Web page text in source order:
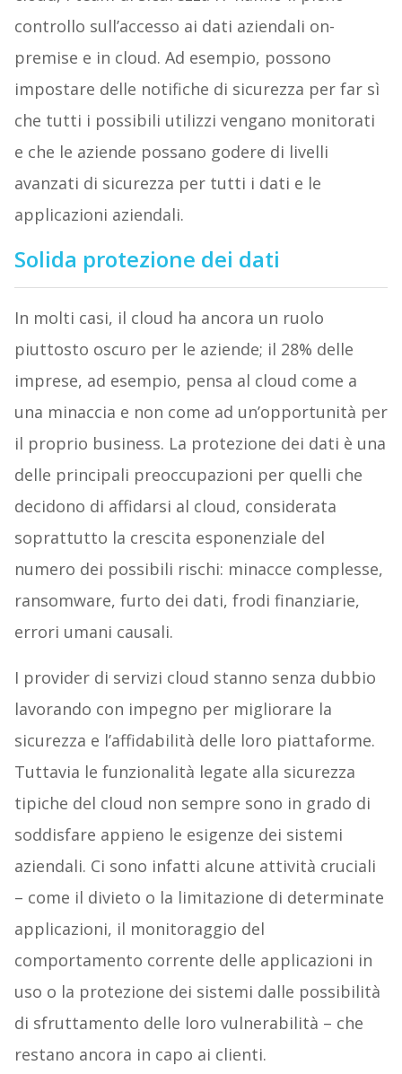
controllo sull’accesso ai dati aziendali on-
premise e in cloud. Ad esempio, possono
impostare delle notifiche di sicurezza per far sì
che tutti i possibili utilizzi vengano monitorati
e che le aziende possano godere di livelli
avanzati di sicurezza per tutti i dati e le
applicazioni aziendali.
Solida protezione dei dati
In molti casi, il cloud ha ancora un ruolo
piuttosto oscuro per le aziende; il 28% delle
imprese, ad esempio, pensa al cloud come a
una minaccia e non come ad un’opportunità per
il proprio business. La protezione dei dati è una
delle principali preoccupazioni per quelli che
decidono di affidarsi al cloud, considerata
soprattutto la crescita esponenziale del
numero dei possibili rischi: minacce complesse,
ransomware, furto dei dati, frodi finanziarie,
errori umani causali.
I provider di servizi cloud stanno senza dubbio
lavorando con impegno per migliorare la
sicurezza e l’affidabilità delle loro piattaforme.
Tuttavia le funzionalità legate alla sicurezza
tipiche del cloud non sempre sono in grado di
soddisfare appieno le esigenze dei sistemi
aziendali. Ci sono infatti alcune attività cruciali
– come il divieto o la limitazione di determinate
applicazioni, il monitoraggio del
comportamento corrente delle applicazioni in
uso o la protezione dei sistemi dalle possibilità
di sfruttamento delle loro vulnerabilità – che
restano ancora in capo ai clienti.